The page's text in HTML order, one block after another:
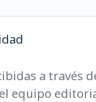
a través
equipo